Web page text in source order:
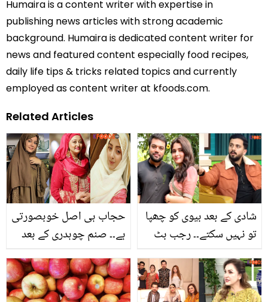
Humaira is a content writer with expertise in
publishing news articles with strong academic
background. Humaira is dedicated content writer for
news and featured content especially food recipes,
daily life tips & tricks related topics and currently
employed as content writer at kfoods.com.
Related Articles
حجاب ہی اصل خوبصورتی
ہے۔۔ صنم چوہدری کے بعد
ایک اور اداکارہ دین کے
راستے پر! پرانی تصاویر ہٹا
دیں
شادی کے بعد بیوی کو چھپا
تو نہیں سکتے۔۔ رجب بٹ
نے ڈکی بھائی کے دفاع میں
ایسا کیا کہہ دیا کہ صارفین
نے آڑے ہاتھوں لے لیا؟